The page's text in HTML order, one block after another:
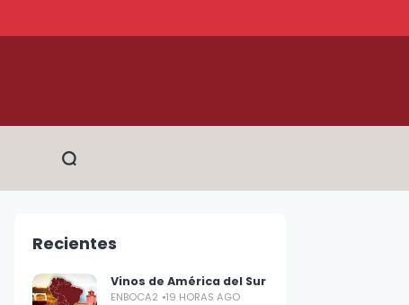
Recientes
Vinos de América del Sur
ENBOCA2 19 HORAS AGO